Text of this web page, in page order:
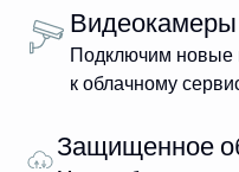
Видеокамеры
Подключим новые
к облачному
Защищенное